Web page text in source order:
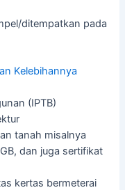
ditempatkan pada
Kelebihannya
(IPTB)
tanah misalnya
dan juga sertifikat
kertas bermeterai